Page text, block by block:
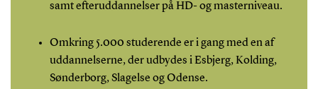
samt efteruddannelser på HD- og masterniveau.
Omkring 5.000 studerende er i gang med en af
uddannelserne, der udbydes i Esbjerg, Kolding,
Sønderborg, Slagelse og Odense.